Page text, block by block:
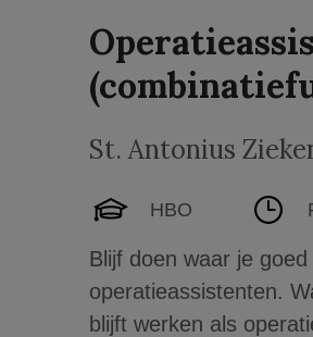
St. Antonius
HBO
Blijf doen waar je
operatieassistenten.
blijft werken als